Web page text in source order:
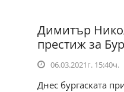
Димитър
престиж за
06.03.2021г. 15:40ч.
Днес бургаската